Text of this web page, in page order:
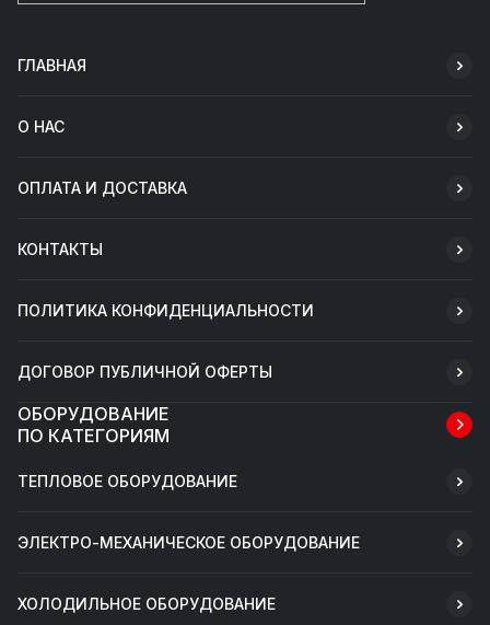
ГЛАВНАЯ
О НАС
ОПЛАТА И ДОСТАВКА
КОНТАКТЫ
ПОЛИТИКА КОНФИДЕНЦИАЛЬНОСТИ
ДОГОВОР ПУБЛИЧНОЙ ОФЕРТЫ
ОБОРУДОВАНИЕ
ПО КАТЕГОРИЯМ
ТЕПЛОВОЕ ОБОРУДОВАНИЕ
ЭЛЕКТРО-МЕХАНИЧЕСКОЕ ОБОРУДОВАНИЕ
ХОЛОДИЛЬНОЕ ОБОРУДОВАНИЕ